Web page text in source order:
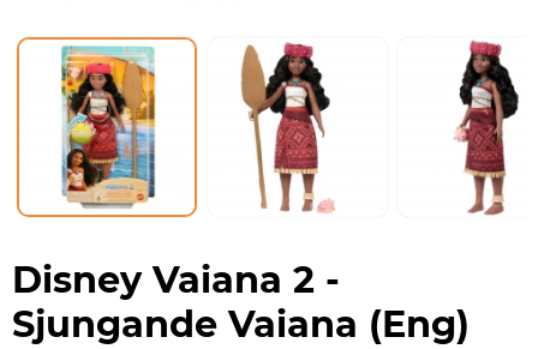
Disney Vaiana 2 -
Sjungande Vaiana (Eng)